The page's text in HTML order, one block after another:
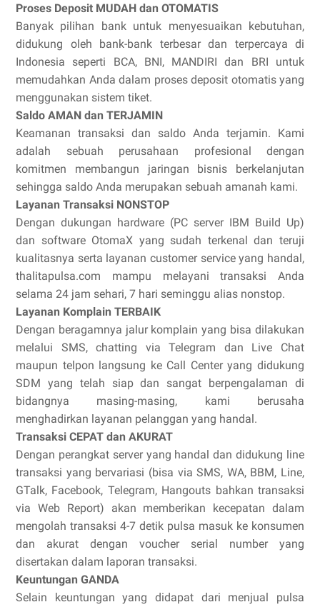
Proses Deposit MUDAH dan OTOMATIS
Banyak pilihan bank untuk menyesuaikan kebutuhan,
didukung oleh bank-bank terbesar dan terpercaya di
Indonesia seperti BCA, BNI, MANDIRI dan BRI untuk
memudahkan Anda dalam proses deposit otomatis yang
menggunakan sistem tiket.
Saldo AMAN dan TERJAMIN
Keamanan transaksi dan saldo Anda terjamin. Kami
adalah sebuah perusahaan profesional dengan
komitmen membangun jaringan bisnis berkelanjutan
sehingga saldo Anda merupakan sebuah amanah kami.
Layanan Transaksi NONSTOP
Dengan dukungan hardware (PC server IBM Build Up)
dan software OtomaX yang sudah terkenal dan teruji
kualitasnya serta layanan customer service yang handal,
thalitapulsa.com mampu melayani transaksi Anda
selama 24 jam sehari, 7 hari seminggu alias nonstop.
Layanan Komplain TERBAIK
Dengan beragamnya jalur komplain yang bisa dilakukan
melalui SMS, chatting via Telegram dan Live Chat
maupun telpon langsung ke Call Center yang didukung
SDM yang telah siap dan sangat berpengalaman di
bidangnya masing-masing, kami berusaha
menghadirkan layanan pelanggan yang handal.
Transaksi CEPAT dan AKURAT
Dengan perangkat server yang handal dan didukung line
transaksi yang bervariasi (bisa via SMS, WA, BBM, Line,
GTalk, Facebook, Telegram, Hangouts bahkan transaksi
via Web Report) akan memberikan kecepatan dalam
mengolah transaksi 4-7 detik pulsa masuk ke konsumen
dan akurat dengan voucher serial number yang
disertakan dalam laporan transaksi.
Keuntungan GANDA
Selain keuntungan yang didapat dari menjual pulsa